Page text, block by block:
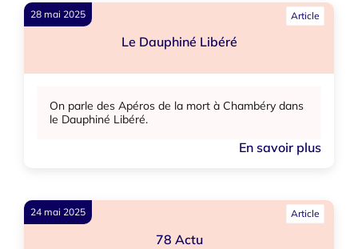
28 mai 2025 Article
Le Dauphiné Libéré
On parle des Apéros de la mort à Chambéry dans
le Dauphiné Libéré.
En savoir plus
24 mai 2025 Article
78 Actu